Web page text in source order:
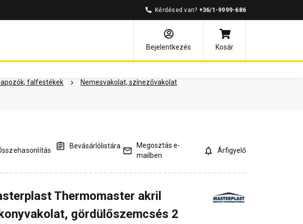
Kérdésed van? +36/1-9999-686
Bejelentkezés
Kosár
falfestékek
Nemesvakolat, színezővakolat
Vásárlói vélemények Kérdések és válaszok
Bevásárlólistára
Megosztás e-
mailben
Árfigyelő
Thermomaster akril
gördülőszemcsés 2